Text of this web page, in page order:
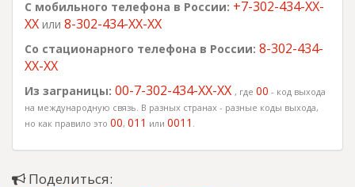
С мобильного телефона в России: +7-302-434-XX-
XX или 8-302-434-XX-XX
Со стационарного телефона в России: 8-302-434-
XX-XX
Из заграницы: 00-7-302-434-XX-XX , где 00 - код выхода
на международную связь. В разных странах - разные коды выхода,
но как правило это 00, 011 или 0011 .
Поделиться: